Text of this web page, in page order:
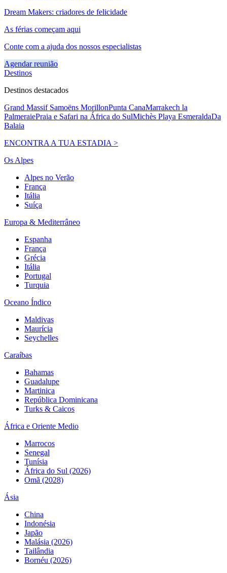
Dream Makers: criadores de felicidade
As férias começam aqui
Conte com a ajuda dos nossos especialistas
Agendar reunião
Destinos
Destinos destacados
Grand Massif Samoëns MorillonPunta CanaMarrakech la
PalmeraiePraia e Safari na África do SulMichès Playa EsmeraldaDa
Balaia
ENCONTRA A TUA ESTADIA >
Os Alpes
Alpes no Verão
França
Itália
Suíça
Europa & Mediterrâneo
Espanha
França
Grécia
Itália
Portugal
Turquia
Oceano Índico
Maldivas
Maurícia
Seychelles
Caraíbas
Bahamas
Guadalupe
Martinica
República Dominicana
Turks & Caicos
África e Oriente Medio
Marrocos
Senegal
Tunísia
África do Sul (2026)
Omã (2028)
Ásia
China
Indonésia
Japão
Malásia (2026)
Tailândia
Bornéu (2026)